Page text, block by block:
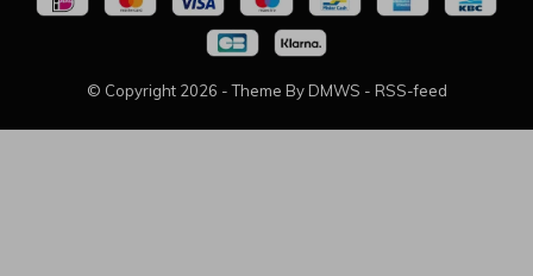
© Copyright 2026 - Theme By DMWS - RSS-feed